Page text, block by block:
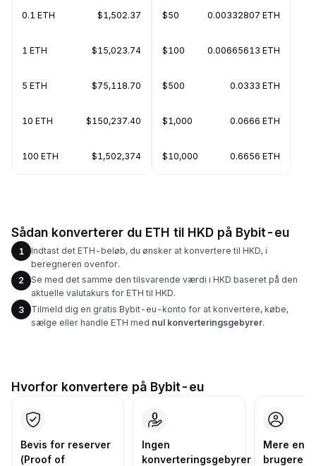
0.1 ETH $1,502.37
1 ETH $15,023.74
5 ETH $75,118.70
10 ETH $150,237.40
100 ETH $1,502,374
$50 0.00332807 ETH
$100 0.00665613 ETH
$500 0.0333 ETH
$1,000 0.0666 ETH
$10,000 0.6656 ETH
Sådan konverterer du ETH til HKD på Bybit-eu
1
Indtast det ETH-beløb, du ønsker at konvertere til HKD, i
beregneren ovenfor.
2
Se med det samme den tilsvarende værdi i HKD baseret på den
aktuelle valutakurs for ETH til HKD.
3
Tilmeld dig en gratis Bybit-eu-konto for at konvertere, købe,
sælge eller handle ETH med nul konverteringsgebyrer.
Hvorfor konvertere på Bybit-eu
Bevis for reserver
(Proof of
Ingen
konverteringsgebyrer
Mere end
brugere